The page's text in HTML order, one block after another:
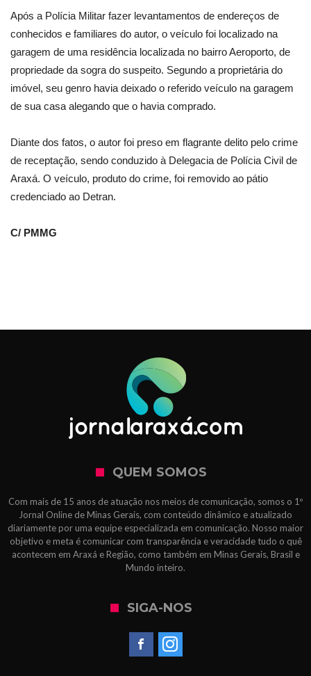
Após a Polícia Militar fazer levantamentos de endereços de
conhecidos e familiares do autor, o veículo foi localizado na
garagem de uma residência localizada no bairro Aeroporto, de
propriedade da sogra do suspeito. Segundo a proprietária do
imóvel, seu genro havia deixado o referido veículo na garagem
de sua casa alegando que o havia comprado.
Diante dos fatos, o autor foi preso em flagrante delito pelo crime
de receptação, sendo conduzido à Delegacia de Polícia Civil de
Araxá. O veículo, produto do crime, foi removido ao pátio
credenciado ao Detran.
C/ PMMG
QUEM SOMOS
Com mais de 15 anos de atuação nos meios de comunicação, somos o 1º
Jornal Online de Minas Gerais, com conteúdo dinâmico e atualizado
diariamente por uma equipe especializada em comunicação. Nosso maior
objetivo e meta é comunicar com transparência e veracidade tudo o quê
acontecem em Araxá e Região, como também em Minas Gerais, Brasil e
Mundo inteiro.
SIGA-NOS